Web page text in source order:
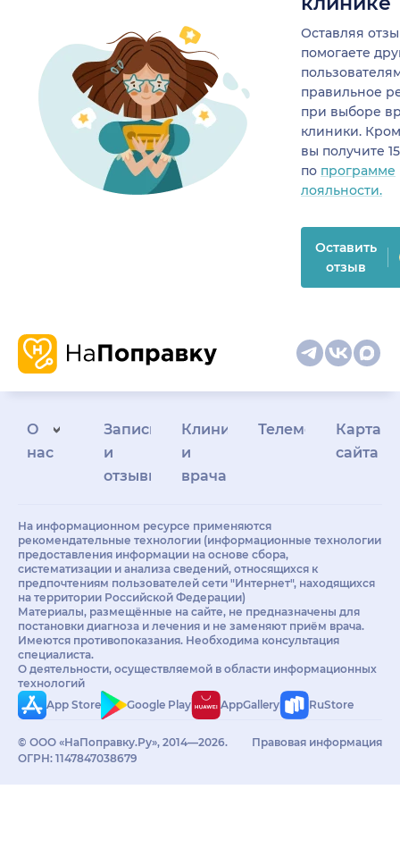
Оставляя
помогаете
правильное
при выборе
клиники.
вы получите
по программе
лояльности.
Оставить
отзыв
О
нас
Запись
и
отзывы
Клиникам
и
врачам
Телемедицина
Карта
сайта
На информационном ресурсе применяются
рекомендательные технологии (информационные технологии
предоставления информации на основе сбора,
систематизации и анализа сведений, относящихся к
предпочтениям пользователей сети "Интернет", находящихся
на территории Российской Федерации)
Материалы, размещённые на сайте, не предназначены для
постановки диагноза и лечения и не заменяют приём врача.
Имеются противопоказания. Необходима консультация
специалиста.
О деятельности, осуществляемой в области информационных
технологий
App Store
Google Play AppGallery RuStore
© ООО «НаПоправку.Ру», 2014—2026.
ОГРН: 1147847038679
Правовая информация